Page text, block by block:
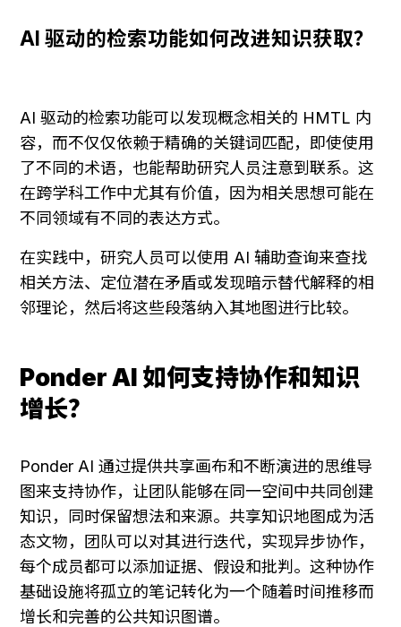
AI 驱动的检索功能如何改进知识获取？
AI 驱动的检索功能可以发现概念相关的 HMTL 内
容，而不仅仅依赖于精确的关键词匹配，即使使用
了不同的术语，也能帮助研究人员注意到联系。这
在跨学科工作中尤其有价值，因为相关思想可能在
不同领域有不同的表达方式。
在实践中，研究人员可以使用 AI 辅助查询来查找
相关方法、定位潜在矛盾或发现暗示替代解释的相
邻理论，然后将这些段落纳入其地图进行比较。
Ponder AI 如何支持协作和知识
增长？
Ponder AI 通过提供共享画布和不断演进的思维导
图来支持协作，让团队能够在同一空间中共同创建
知识，同时保留想法和来源。共享知识地图成为活
态文物，团队可以对其进行迭代，实现异步协作，
每个成员都可以添加证据、假设和批判。这种协作
基础设施将孤立的笔记转化为一个随着时间推移而
增长和完善的公共知识图谱。